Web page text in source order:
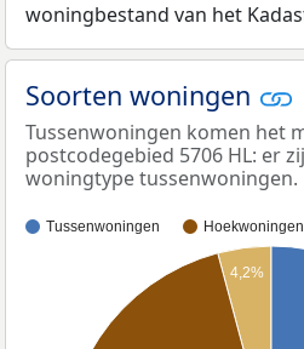
woningbestand van het
Soorten woningen
Tussenwoningen komen het
postcodegebied 5706 HL: er
woningtype tussenwoningen.
Tussenwoningen Hoekwoningen
4,2%